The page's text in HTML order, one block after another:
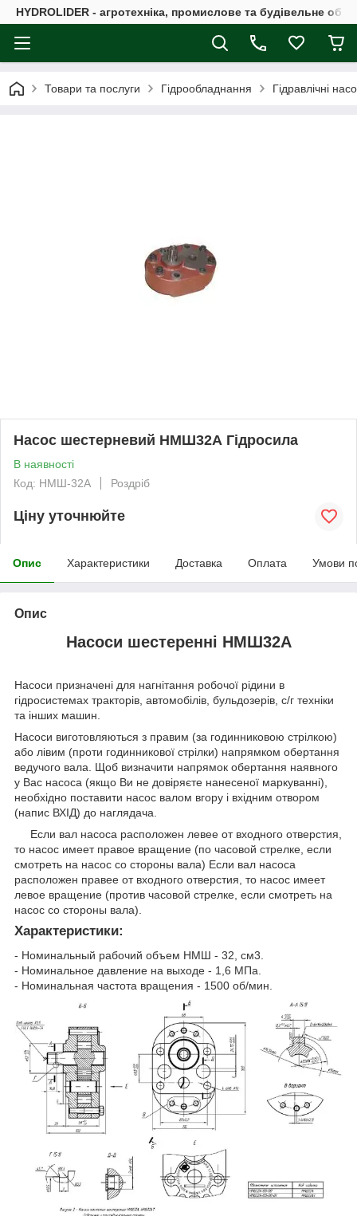
HYDROLIDER - агротехніка, промислове та будівельне
Товари та послуги Гідрообладнання Гідравлічні
Насос шестерневий НМШ32А Гідросила
В наявності
Код: НМШ-32А
Роздріб
Ціну уточнюйте
Опис Характеристики Доставка Оплата Умови
Опис
Насоси шестеренні НМШ32А
Насоси призначені для нагнітання робочої рідини в
гідросистемах тракторів, автомобілів, бульдозерів, с/г техніки
та інших машин.
Насоси виготовляються з правим (за годинниковою стрілкою)
або лівим (проти годинникової стрілки) напрямком обертання
ведучого вала. Щоб визначити напрямок обертання наявного
у Вас насоса (якщо Ви не довіряєте нанесеної маркуванні),
необхідно поставити насос валом вгору і вхідним отвором
(напис ВХІД) до наглядача.
Если вал насоса расположен левее от входного отверстия,
то насос имеет правое вращение (по часовой cтрелке, если
смотреть на насос со стороны вала) Если вал насоса
расположен правее от входного отверстия, то насос имеет
левое вращение (против часовой стрелке, если смотреть на
насос со стороны вала).
Характеристики:
- Номинальный рабочий объем НМШ - 32, см3.
- Номинальное давление на выходе - 1,6 МПа.
- Номинальная частота вращения - 1500 об/мин.